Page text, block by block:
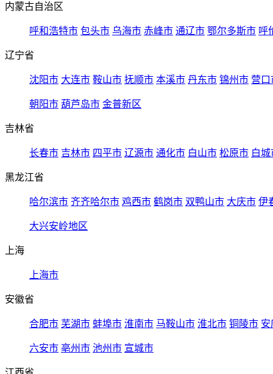
内蒙古自治区
呼和浩特市 包头市 乌海市 赤峰市 通辽市 鄂尔多斯市 呼
辽宁省
沈阳市 大连市 鞍山市 抚顺市 本溪市 丹东市 锦州市 营口
朝阳市 葫芦岛市 金普新区
吉林省
长春市 吉林市 四平市 辽源市 通化市 白山市 松原市 白城
黑龙江省
哈尔滨市 齐齐哈尔市 鸡西市 鹤岗市 双鸭山市 大庆市 伊
大兴安岭地区
上海
上海市
安徽省
合肥市 芜湖市 蚌埠市 淮南市 马鞍山市 淮北市 铜陵市 安
六安市 亳州市 池州市 宣城市